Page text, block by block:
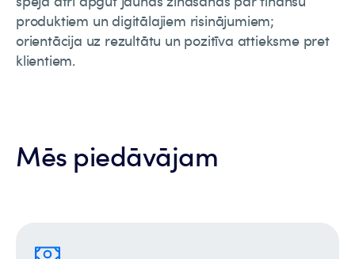
produktiem un digitālajiem risinājumiem;
orientācija uz rezultātu un pozitīva attieksme pret
klientiem.
Mēs piedāvājam